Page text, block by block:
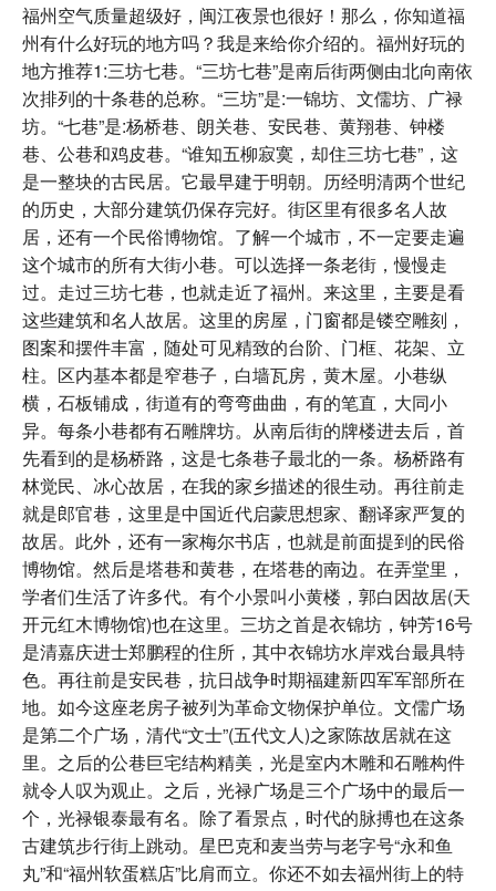
福州空气质量超级好，闽江夜景也很好！那么，你知道福
州有什么好玩的地方吗？我是来给你介绍的。福州好玩的
地方推荐1:三坊七巷。“三坊七巷”是南后街两侧由北向南依
次排列的十条巷的总称。“三坊”是:一锦坊、文儒坊、广禄
坊。“七巷”是:杨桥巷、朗关巷、安民巷、黄翔巷、钟楼
巷、公巷和鸡皮巷。“谁知五柳寂寞，却住三坊七巷”，这
是一整块的古民居。它最早建于明朝。历经明清两个世纪
的历史，大部分建筑仍保存完好。街区里有很多名人故
居，还有一个民俗博物馆。了解一个城市，不一定要走遍
这个城市的所有大街小巷。可以选择一条老街，慢慢走
过。走过三坊七巷，也就走近了福州。来这里，主要是看
这些建筑和名人故居。这里的房屋，门窗都是镂空雕刻，
图案和摆件丰富，随处可见精致的台阶、门框、花架、立
柱。区内基本都是窄巷子，白墙瓦房，黄木屋。小巷纵
横，石板铺成，街道有的弯弯曲曲，有的笔直，大同小
异。每条小巷都有石雕牌坊。从南后街的牌楼进去后，首
先看到的是杨桥路，这是七条巷子最北的一条。杨桥路有
林觉民、冰心故居，在我的家乡描述的很生动。再往前走
就是郎官巷，这里是中国近代启蒙思想家、翻译家严复的
故居。此外，还有一家梅尔书店，也就是前面提到的民俗
博物馆。然后是塔巷和黄巷，在塔巷的南边。在弄堂里，
学者们生活了许多代。有个小景叫小黄楼，郭白因故居(天
开元红木博物馆)也在这里。三坊之首是衣锦坊，钟芳16号
是清嘉庆进士郑鹏程的住所，其中衣锦坊水岸戏台最具特
色。再往前是安民巷，抗日战争时期福建新四军军部所在
地。如今这座老房子被列为革命文物保护单位。文儒广场
是第二个广场，清代“文士”(五代文人)之家陈故居就在这
里。之后的公巷巨宅结构精美，光是室内木雕和石雕构件
就令人叹为观止。之后，光禄广场是三个广场中的最后一
个，光禄银泰最有名。除了看景点，时代的脉搏也在这条
古建筑步行街上跳动。星巴克和麦当劳与老字号“永和鱼
丸”和“福州软蛋糕店”比肩而立。你还不如去福州街上的特